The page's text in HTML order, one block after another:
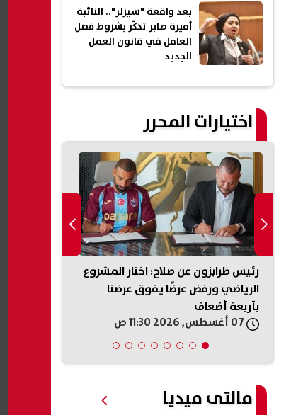
بعد واقعة "سيزلر".. النائبة
أميرة صابر تذكّر بشروط فصل
العامل في قانون العمل
الجديد
اختيارات المحرر
رئيس طرابزون عن صلاح: اختار المشروع
الرياضي ورفض عرضًا يفوق عرضنا
بأربعة أضعاف
مالتى ميديا